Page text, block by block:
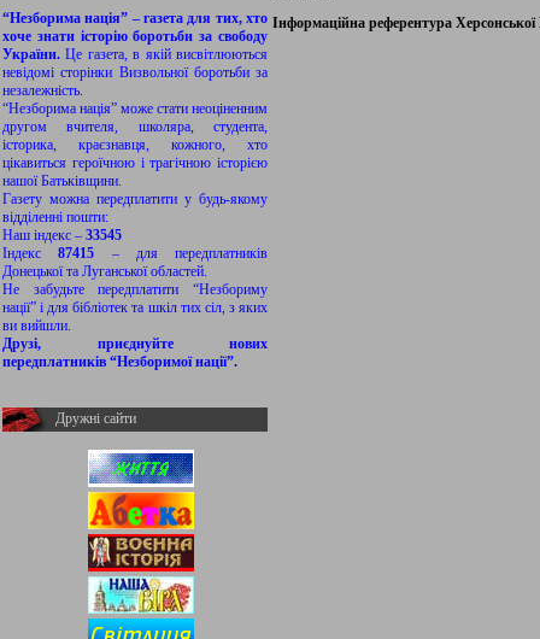
“Незборима нація” – газета для тих, хто
хоче знати історію боротьби за свободу
України.Це газета, в якій висвітлюються
невідомі сторінки Визвольної боротьби за
незалежність.
“Незборима нація” може стати неоціненним
другом вчителя, школяра, студента,
історика, краєзнавця, кожного, хто
цікавиться героїчною і трагічною історією
нашої Батьківщини.
Газету можна передплатити у будь-якому
відділенні пошти:
Наш індекс – 33545
Індекс87415 – для передплатників
Донецької та Луганської областей.
Не забудьте передплатити “Незбориму
нації” і для бібліотек та шкіл тих сіл, з яких
ви вийшли.
Друзі, приєднуйте нових
передплатників “Незборимої нації”.
Дружні сайти
Інформаційна референтура